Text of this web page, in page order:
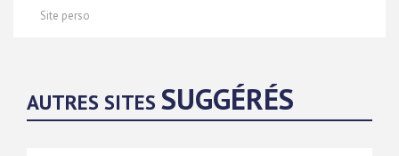
Site perso
AUTRES SITES SUGGÉRÉS